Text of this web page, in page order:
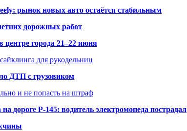
рынок новых авто остаётся стабильным
дорожных работ
центре города 21–22 июня
для рукодельниц
ДТП с грузовиком
и не попасть на штраф
дороге Р-145: водитель электромопеда пострадал